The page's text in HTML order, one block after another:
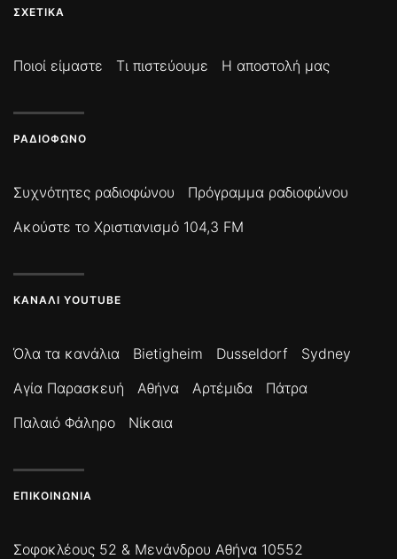
ΣΧΕΤΙΚΆ
Ποιοί είμαστε Τι πιστεύουμε Η αποστολή μας
ΡΑΔΙΌΦΩΝΟ
Συχνότητες ραδιοφώνου
Πρόγραμμα ραδιοφώνου
Ακούστε το Χριστιανισμό 104,3 FM
ΚΑΝΆΛΙ YOUTUBE
Όλα τα κανάλια Bietigheim Dusseldorf
Sydney
Αγία Παρασκευή
Αθήνα Αρτέμιδα
Πάτρα
Παλαιό Φάληρο
Νίκαια
ΕΠΙΚΟΙΝΩΝΊΑ
Σοφοκλέους 52 & Μενάνδρου Αθήνα 10552